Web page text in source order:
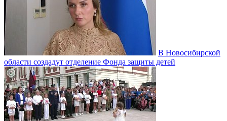
В Новосибирской
области создадут отделение Фонда защиты детей